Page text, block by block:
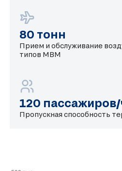
80 тонн
Прием и обслуживание
типов МВМ
120
Пропускная способность